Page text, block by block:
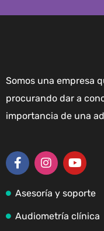
Somos una empresa
procurando dar a
importancia de una
Asesoría y soporte
Audiometría clínica